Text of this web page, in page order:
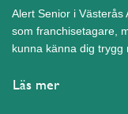
Alert Senior i Västerås
som franchisetagare,
kunna känna dig trygg
Läs mer